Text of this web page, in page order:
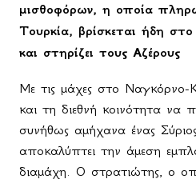
μισθοφόρων, η οποία
Τουρκία, βρίσκεται ήδη
και στηρίζει τους Αζέρους
Με τις μάχες στο Ναγκόρνο-
και τη διεθνή κοινότητα να
συνήθως αμήχανα ένας
αποκαλύπτει την άμεση
διαμάχη. Ο στρατιώτης, ο